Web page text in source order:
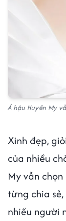
Á hậu Huyền My
Xinh đẹp,
của nhiều
My vẫn
từng chia
nhiều người